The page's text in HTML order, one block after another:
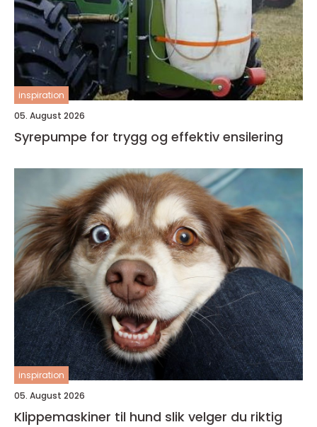
inspiration
05. August 2026
Syrepumpe for trygg og effektiv ensilering
inspiration
05. August 2026
Klippemaskiner til hund slik velger du riktig